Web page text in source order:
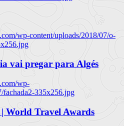
wp-content/uploads/2018/07/o-
vai pregar para Algés
wp-
fachada2-335x256.jpg
World Travel Awards